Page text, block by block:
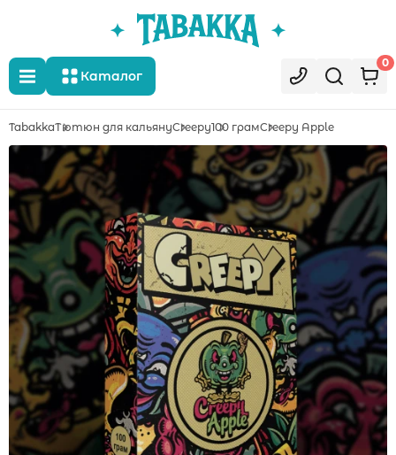
Каталог
0
TabakkaТютюн для кальянуCreepy100 грамCreepy Apple